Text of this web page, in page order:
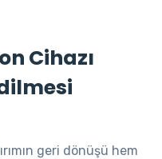
Cihazı
geri dönüşü hem